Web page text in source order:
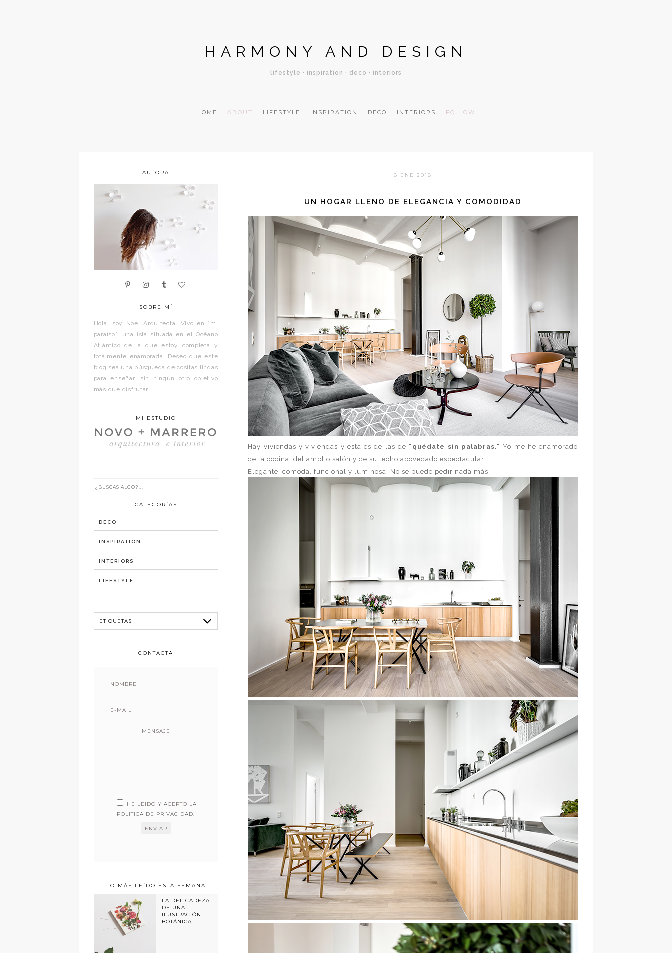
HARMONY AND DESIGN
lifestyle · inspiration · deco · interiors
HOME ABOUT LIFESTYLE INSPIRATION DECO INTERIORS FOLLOW
8 ENE 2018
UN HOGAR LLENO DE ELEGANCIA Y COMODIDAD
Hay viviendas y viviendas y ésta es de las de "quédate sin palabras." Yo me he enamorado
de la cocina, del amplio salón y de su techo abovedado espectacular.
Elegante, cómoda, funcional y luminosa. No se puede pedir nada más.
AUTORA
SOBRE MÍ
Hola, soy Noe. Arquitecta. Vivo en “mi
paraíso”, una isla situada en el Océano
Atlántico de la que estoy completa y
totalmente enamorada. Deseo que este
blog sea una búsqueda de cositas lindas
para enseñar, sin ningún otro objetivo
más que disfrutar.
MI ESTUDIO
CATEGORÍAS
DECO
INSPIRATION
INTERIORS
LIFESTYLE
CONTACTA
MENSAJE
HE LEÍDO Y ACEPTO LA
POLÍTICA DE PRIVACIDAD.
LO MÁS LEÍDO ESTA SEMANA
LA DELICADEZA
DE UNA
ILUSTRACIÓN
BOTÁNICA